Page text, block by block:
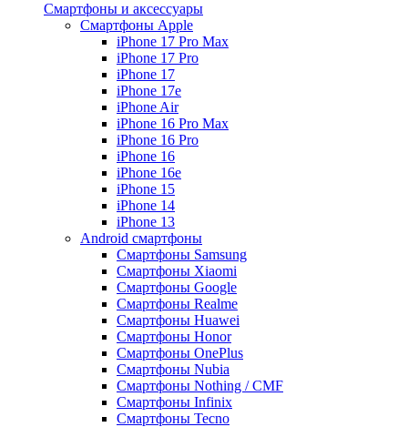
Смартфоны и аксессуары
Смартфоны Apple
iPhone 17 Pro Max
iPhone 17 Pro
iPhone 17
iPhone 17e
iPhone Air
iPhone 16 Pro Max
iPhone 16 Pro
iPhone 16
iPhone 16e
iPhone 15
iPhone 14
iPhone 13
Android cмартфоны
Смартфоны Samsung
Смартфоны Xiaomi
Смартфоны Google
Смартфоны Realme
Смартфоны Huawei
Смартфоны Honor
Смартфоны OnePlus
Смартфоны Nubia
Смартфоны Nothing / CMF
Смартфоны Infinix
Смартфоны Tecno